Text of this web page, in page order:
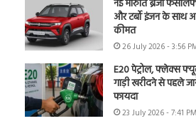
नई मारुति ब्रेजा
और टर्बो इंजन के साथ
कीमत
26 July 2026 - 3:56
E20 पेट्रोल, फ्लेक्स
गाड़ी खरीदने से पहले
फायदा
23 July 2026 - 7:41 PM